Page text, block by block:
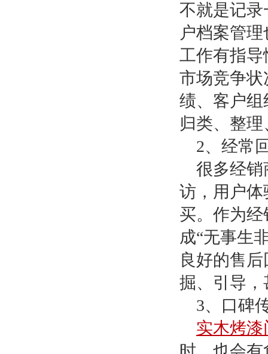
不就是记
户档案管
工作有指
市场竞争
绩、客户
归类、整
2、经常
很多经销
访，用户
买。作为
成“无事生
良好的售
掘、引导
3、口碑
实木烤漆